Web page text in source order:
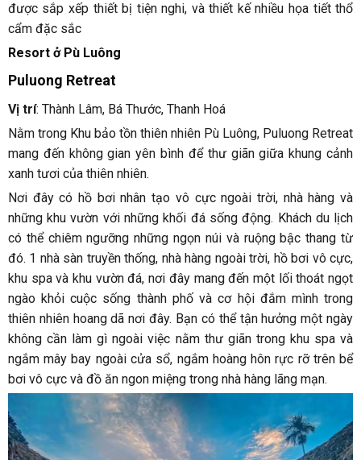
được sắp xếp thiết bị tiện nghi, và thiết kế nhiều họa tiết thổ
cẩm đặc sắc
Resort ở Pù Luông
Puluong Retreat
Vị trí: Thành Lâm, Bá Thước, Thanh Hoá
Nằm trong Khu bảo tồn thiên nhiên Pù Luông, Puluong Retreat
mang đến không gian yên bình để thư giãn giữa khung cảnh
xanh tươi của thiên nhiên.
Nơi đây có hồ bơi nhân tạo vô cực ngoài trời, nhà hàng và
những khu vườn với những khối đá sống động. Khách du lịch
có thể chiêm ngưỡng những ngọn núi và ruộng bậc thang từ
đó. 1 nhà sàn truyền thống, nhà hàng ngoài trời, hồ bơi vô cực,
khu spa và khu vườn đá, nơi đây mang đến một lối thoát ngọt
ngào khỏi cuộc sống thành phố và cơ hội đắm mình trong
thiên nhiên hoang dã nơi đây. Bạn có thể tận hưởng một ngày
không cần làm gì ngoài việc nằm thư giãn trong khu spa và
ngắm mây bay ngoài cửa sổ, ngắm hoàng hôn rực rỡ trên bể
bơi vô cực và đồ ăn ngon miệng trong nhà hàng lãng mạn.